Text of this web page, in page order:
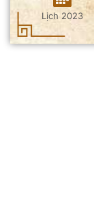
Lịch 2023